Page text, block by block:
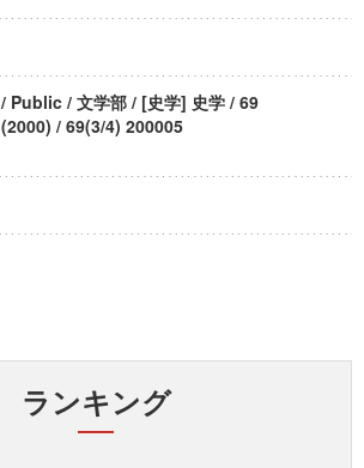
/ Public / 文学部 / [史学] 史学 / 69
(2000) / 69(3/4) 200005
ランキング